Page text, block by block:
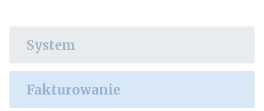
System
Fakturowanie